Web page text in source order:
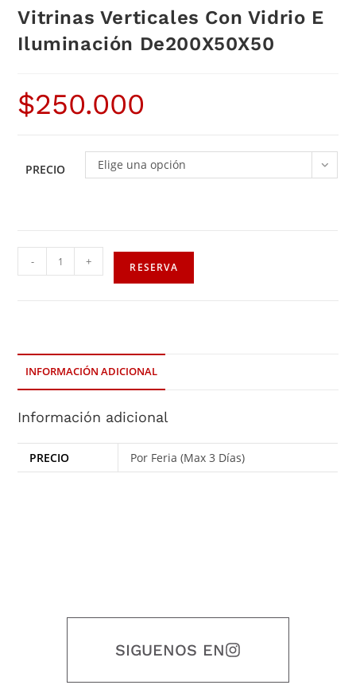
Vitrinas Verticales Con Vidrio E
Iluminación De200X50X50
$250.000
PRECIO Elige una opción
- + RESERVA
INFORMACIÓN ADICIONAL
Información adicional
PRECIO Por Feria (Max 3 Días)
SIGUENOS EN